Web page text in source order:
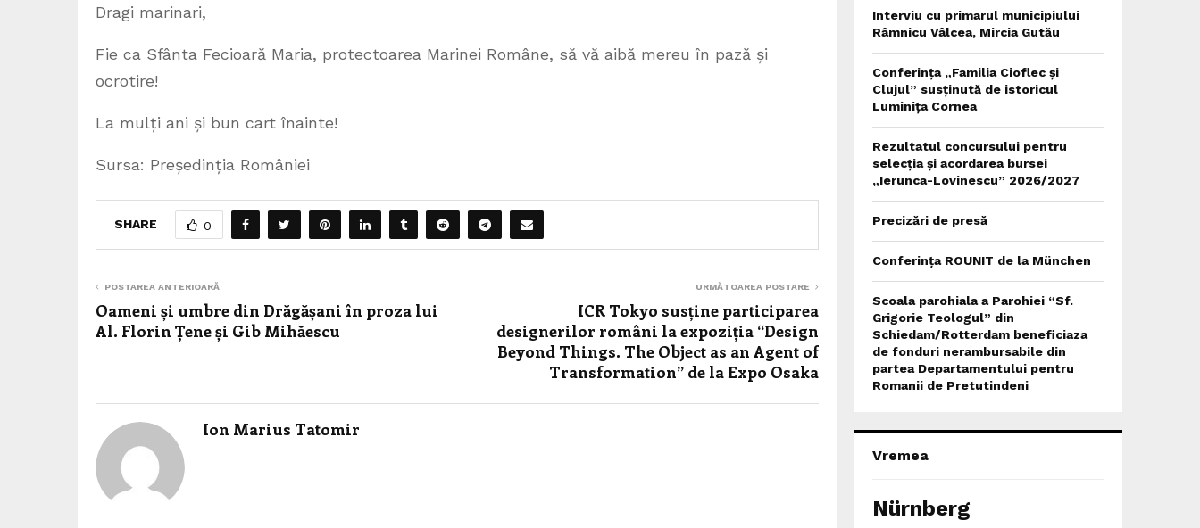
Dragi marinari,
Fie ca Sfânta Fecioară Maria, protectoarea Marinei Române, să vă aibă mereu în pază și
ocrotire!
La mulți ani și bun cart înainte!
Sursa: Președinția României
SHARE 0
POSTAREA ANTERIOARĂ
Oameni și umbre din Drăgășani în proza lui
Al. Florin Țene și Gib Mihăescu
URMĂTOAREA POSTARE
ICR Tokyo susține participarea
designerilor români la expoziția “Design
Beyond Things. The Object as an Agent of
Transformation” de la Expo Osaka
Ion Marius Tatomir
Interviu cu primarul municipiului
Râmnicu Vâlcea, Mircia Gutău
Conferința „Familia Cioflec și
Clujul” susținută de istoricul
Luminița Cornea
Rezultatul concursului pentru
selecția și acordarea bursei
„Ierunca-Lovinescu” 2026/2027
Precizări de presă
Conferința ROUNIT de la München
Scoala parohiala a Parohiei “Sf.
Grigorie Teologul” din
Schiedam/Rotterdam beneficiaza
de fonduri nerambursabile din
partea Departamentului pentru
Romanii de Pretutindeni
Vremea
Nürnberg